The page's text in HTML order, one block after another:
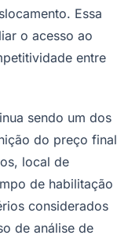
Essa
o acesso ao
entre
sendo um dos
do preço final
local de
de habilitação
considerados
de análise de